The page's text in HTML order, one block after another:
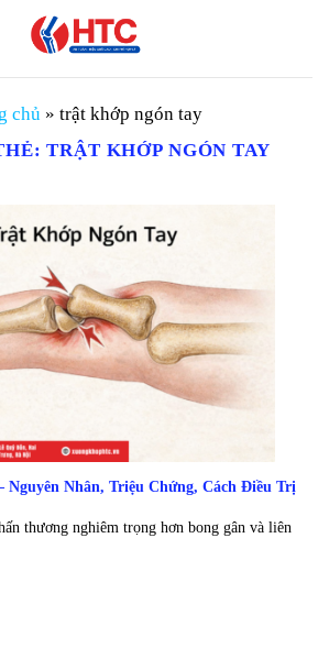
chủ » trật khớp ngón tay
TRẬT KHỚP NGÓN TAY
Nguyên Nhân, Triệu Chứng, Cách Điều Trị
thương nghiêm trọng hơn bong gân và liên